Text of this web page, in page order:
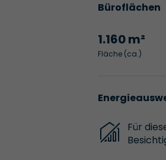
Büroflächen
1.160 m²
Fläche (ca.)
Für